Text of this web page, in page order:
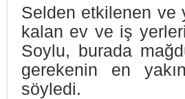
Selden etkilenen ve
kalan ev ve iş
Soylu, burada
gerekenin en
söyledi.